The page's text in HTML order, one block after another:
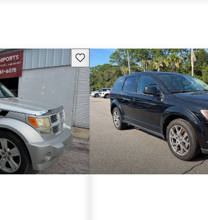
Guarda este Aviso